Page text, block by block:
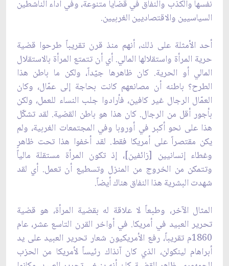
نفسها والكذب والنفاق في قضايا متنوعة، وفي أداء الناشطين
السياسيين والاقتصاديين الغربيين.
أحد الأمثلة على ذلك، أنهم منذ قرن تقريباً طرحوا قضية
حرية المرأة واستقلالها المالي. أي أن تتمتع المرأة بالاستقلال
المالي أو الحرية. كان ظاهرها جيّداً، ولكن ما باطن هذا
الطرح؟ باطنه أن مصانعهم كانت بحاجة إلى عمّال، وكان
العمّال الرجال غير كافين، فأرادوا جلب النساء للعمل، ولكن
بأجور أقل من الرجال. كان هذا هو باطن القضية. لقد تشكّل
هذا على نحو أكبر في أوروبا وفي المجتمعات الغربية، ولم
يكن مقتصراً على أمريكا فقط. لقد أخفوا هذا تحت ظاهرٍ
وغطاء إنسانيين [زائفين]، إذ تكون المرأة مستقلة مالياً
وتتمكن من الخروج من المنزل وتسطيع أن تعمل. أي لقد
شهدت البشرية هذا النفاق هناك أيضاً.
المثال الآخر، وطبعاً لا علاقة له بقضية المرأة، هو قضية
تحرير العبيد في أمريكا. في أواخر القرن التاسع عشر، عام
1860م تقريباً، رفع الأمريكيون شعار تحرير العبيد على يد
أبراهام لينكولن، الذي كان آنذاك رئيساً لأمريكا من الحزب